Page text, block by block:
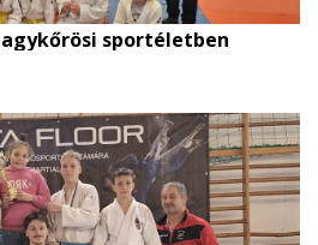
sportéletben